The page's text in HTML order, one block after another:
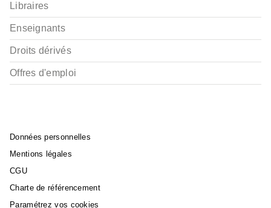
Libraires
Enseignants
Droits dérivés
Offres d'emploi
Données personnelles
Mentions légales
CGU
Charte de référencement
Paramétrez vos cookies